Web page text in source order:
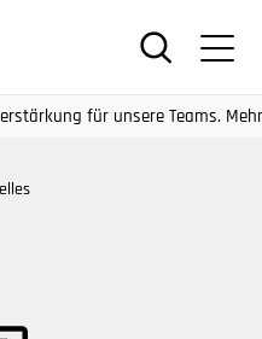
für unsere Teams. Mehr